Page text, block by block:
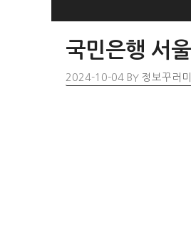
국민은행 서
2024-10-04 BY 정보꾸러미